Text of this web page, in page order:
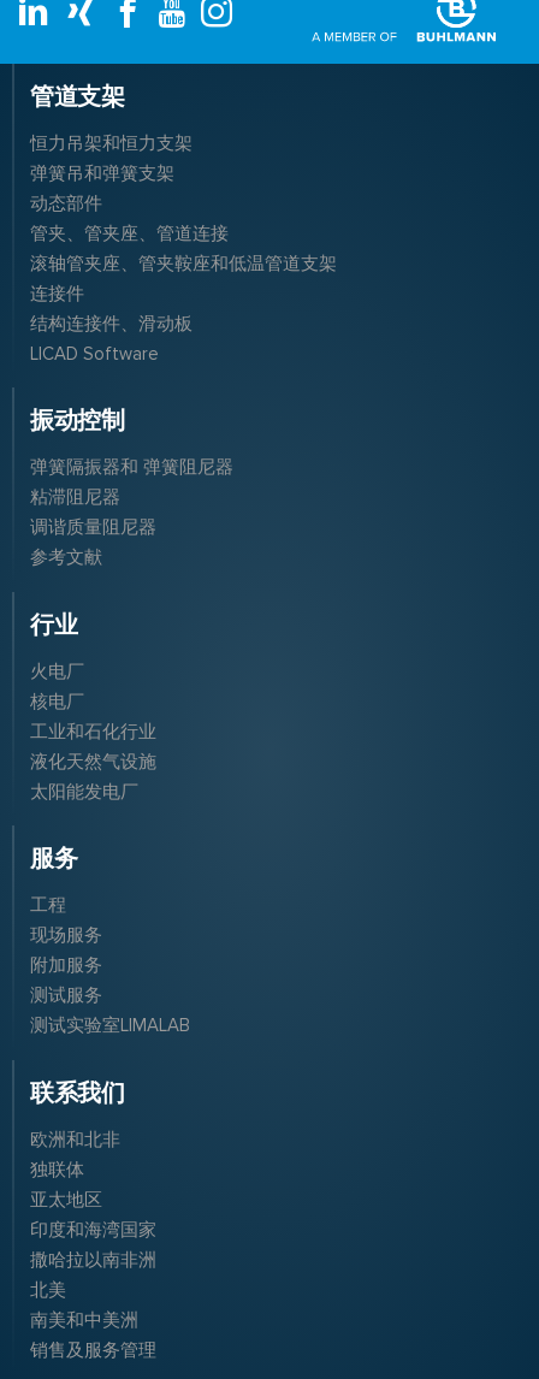
管道支架
恒力吊架和恒力支架
弹簧吊和弹簧支架
动态部件
管夹、管夹座、管道连接
滚轴管夹座、管夹鞍座和低温管道支架
连接件
结构连接件、滑动板
LICAD Software
振动控制
弹簧隔振器和 弹簧阻尼器
粘滞阻尼器
调谐质量阻尼器
参考文献
行业
火电厂
核电厂
工业和石化行业
液化天然气设施
太阳能发电厂
服务
工程
现场服务
附加服务
测试服务
测试实验室LIMALAB
联系我们
欧洲和北非
独联体
亚太地区
印度和海湾国家
撒哈拉以南非洲
北美
南美和中美洲
销售及服务管理